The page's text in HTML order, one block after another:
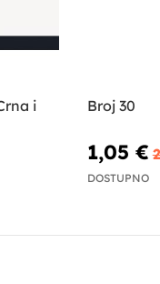
i
Broj 30
1,05 €
DOSTUPNO